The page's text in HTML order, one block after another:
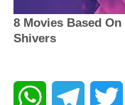
WhatsAppTelegram